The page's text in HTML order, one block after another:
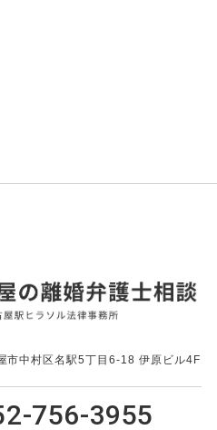
市中村区名駅5丁目6-18 伊原ビル4F
756-3955